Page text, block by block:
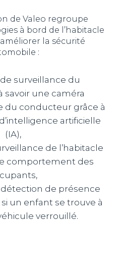
de Valeo regroupe
à bord de l’habitacle
la sécurité
:
surveillance du
savoir une caméra
du conducteur grâce à
artificielle
(IA),
de l’habitacle
comportement des
de présence
un enfant se trouve à
verrouillé.